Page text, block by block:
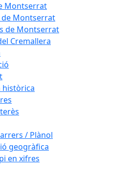
Montserrat
Montserrat
de Montserrat
Cremallera
històrica
/ Plànol
geogràfica
en xifres